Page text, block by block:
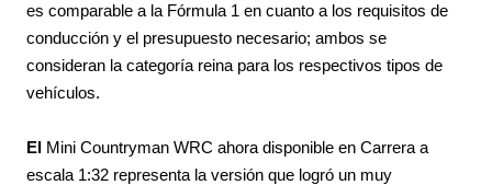
es comparable a la Fórmula 1 en cuanto a los requisitos de
conducción y el presupuesto necesario; ambos se
consideran la categoría reina para los respectivos tipos de
vehículos.
El Mini Countryman WRC ahora disponible en Carrera a
escala 1:32 representa la versión que logró un muy